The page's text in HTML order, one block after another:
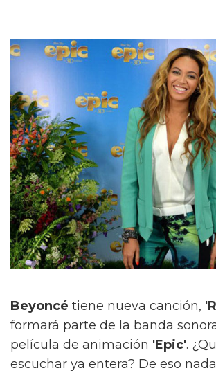
Beyoncé tiene nueva canción,
formará parte de la banda
película de animación 'Epic'.
escuchar ya entera? De eso